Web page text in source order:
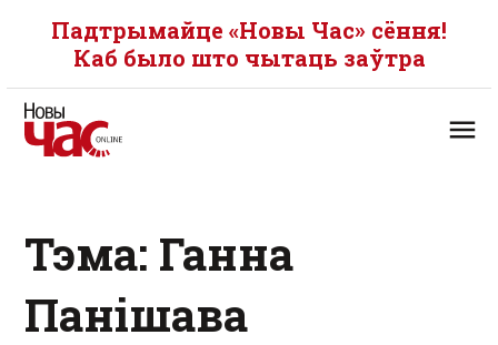
Падтрымайце «Новы Час» сёння!
Каб было што чытаць заўтра
Тэма: Ганна
Панішава